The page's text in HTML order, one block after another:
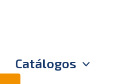
Catálogos